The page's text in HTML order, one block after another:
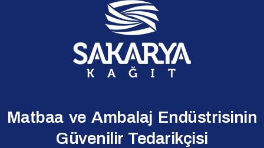
Matbaa ve Ambalaj Endüstrisinin
Güvenilir Tedarikçisi